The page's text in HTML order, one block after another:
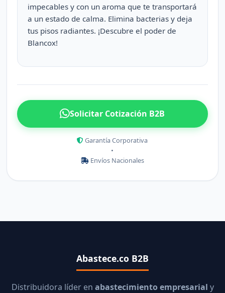
impecables y con un aroma que te transportará
a un estado de calma. Elimina bacterias y deja
tus pisos radiantes. ¡Descubre el poder de
Blancox!
Solicitar Cotización B2B
Garantía Corporativa
•
Envíos Nacionales
Abastece.co B2B
Distribuidora líder en abastecimiento empresarial y